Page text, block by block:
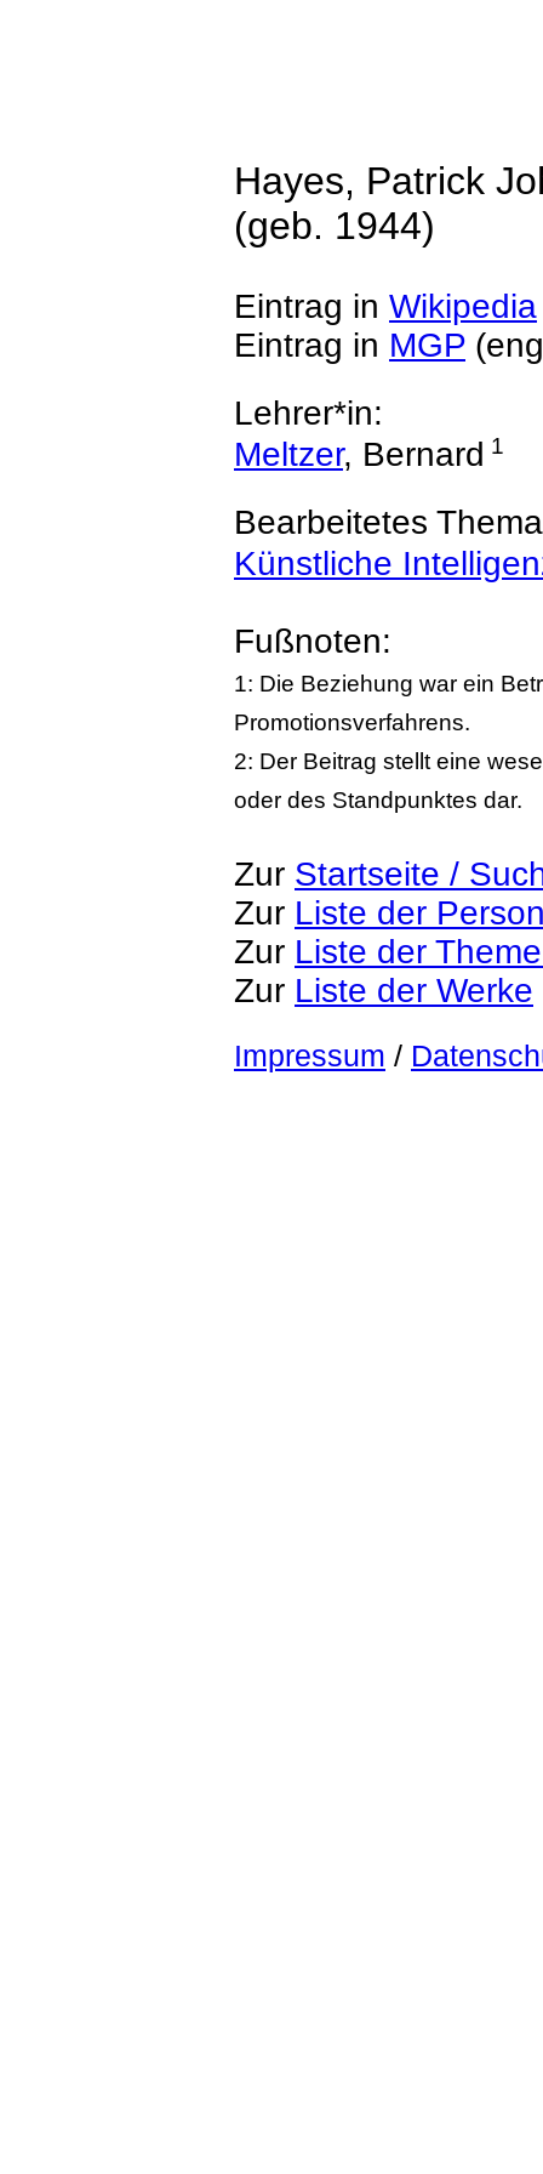
Hayes, Patrick
(geb. 1944)
Eintrag in Wikipedia
Eintrag in MGP
Lehrer*in:
Meltzer, Bernard 1
Bearbeitetes
Künstliche
Fußnoten:
1: Die Beziehung war ein
Promotionsverfahrens.
2: Der Beitrag stellt eine
oder des Standpunktes dar.
Zur Startseite /
Zur Liste der
Zur Liste der
Zur Liste der Werke
Impressum /